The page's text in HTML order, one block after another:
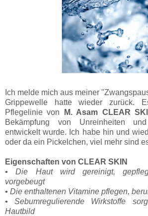
Ich melde mich aus meiner
Grippewelle hatte wieder zurück.
Pflegelinie von
M. Asam CLEAR
Bekämpfung von Unreinheiten
entwickelt wurde. Ich habe hin und
oder da ein Pickelchen, viel mehr sind
Eigenschaften von CLEAR SKIN
• Die Haut wird gereinigt,
vorgebeugt
• Die enthaltenen Vitamine pflegen,
• Sebumregulierende Wirkstoffe
Hautbild